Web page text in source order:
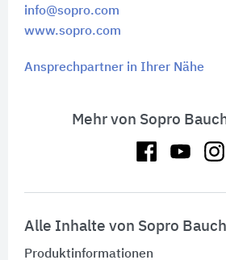
info@sopro.com
www.sopro.com
Ansprechpartner in Ihrer Nähe
Mehr von Sopro
Alle Inhalte von Sopro
Produktinformationen